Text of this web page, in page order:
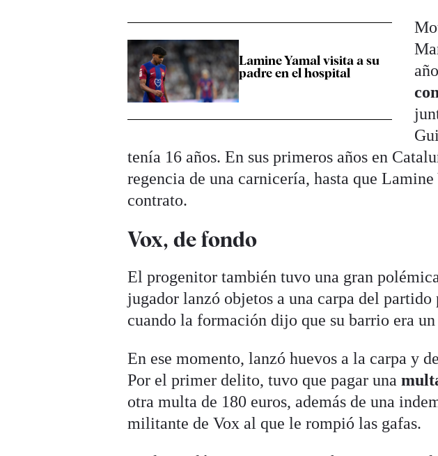
Lamine Yamal visita a su
padre en el hospital
tenía 16 años. En sus primeros años en
regencia de una carnicería, hasta que
contrato.
Vox, de fondo
El progenitor también tuvo una gran
jugador lanzó objetos a una carpa del
cuando la formación dijo que su barrio era un
En ese momento, lanzó huevos a la carpa y
Por el primer delito, tuvo que pagar una
otra multa de 180 euros, además de una
militante de Vox al que le rompió las gafas.